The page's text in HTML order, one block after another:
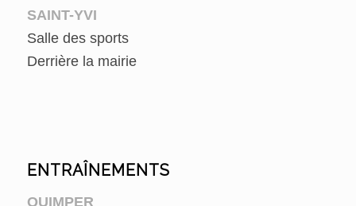
SAINT-YVI
Salle des sports
Derrière la mairie
ENTRAÎNEMENTS
QUIMPER